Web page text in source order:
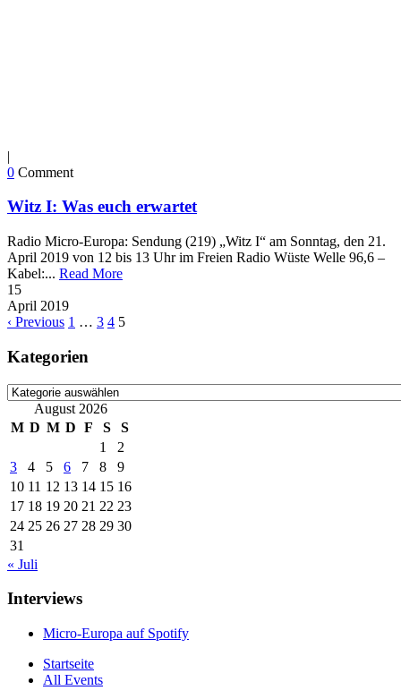
|
0 Comment
Witz I: Was euch erwartet
Radio Micro-Europa: Sendung (219) „Witz I“ am Sonntag, den 21.
April 2019 von 12 bis 13 Uhr im Freien Radio Wüste Welle 96,6 –
Kabel:... Read More
15
April 2019
‹ Previous 1 … 3 4 5
Kategorien
Kategorien
August 2026
M D M D F S
S
1
2
3
4 5 6 7 8
9
10 11 12 13 14 15 16
17 18 19 20 21 22 23
24 25 26 27 28 29 30
31
« Juli
Interviews
Micro-Europa auf Spotify
Startseite
All Events